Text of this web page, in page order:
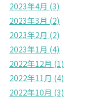
2023年4月 (3)
2023年3月 (2)
2023年2月 (2)
2023年1月 (4)
2022年12月 (1)
2022年11月 (4)
2022年10月 (3)